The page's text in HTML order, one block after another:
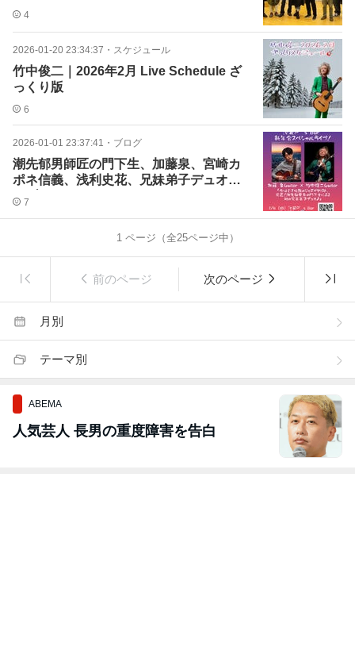
4
2026-01-20 23:34:37 ・ スケジュール
竹中俊二｜2026年2月 Live Schedule ざ
っくり版
6
2026-01-01 23:37:41 ・ ブログ
潮先郁男師匠の門下生、加藤泉、宮崎カ
ポネ信義、浅利史花、兄妹弟子デュオラ
イブ！
7
1ページ（全25ページ中）
前のページ 次のページ
月別
テーマ別
ABEMA
人気芸人 長男の重度障害を告白